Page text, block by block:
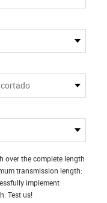
over the complete length
transmission length:
implement
Test us!